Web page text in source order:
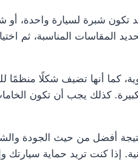
شبرة لسيارة واحدة، أو
المقاسات المناسبة، ثم
أنها تضيف شكلًا منظمًا
كذلك يجب أن تكون
أفضل من حيث الجودة
إذا كنت تريد حماية سيارتك